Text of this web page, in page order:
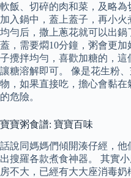
軟飯、切碎的肉和菜，及略
加入鍋中，蓋上蓋子，再小
均勻后，撒上蔥花就可以出鍋
蓋，需要燜10分鐘，粥會更
子攪拌均勻，喜歡加糖的，這
讓糖溶解即可。 像是花生粉
物，如果直接吃，擔心會黏
的危險。
寶寶粥食譜: 寶寶百味
話說同媽媽們傾開湊仔經，
出搜羅各款煮食神器。 其實
房不大，已經有大大座消毒